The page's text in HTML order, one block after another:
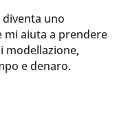
uno
aiuta a prendere
modellazione,
e denaro.